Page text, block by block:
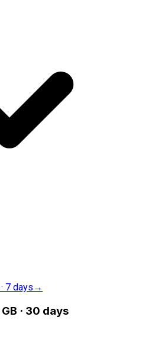
7 days →
· 30 days